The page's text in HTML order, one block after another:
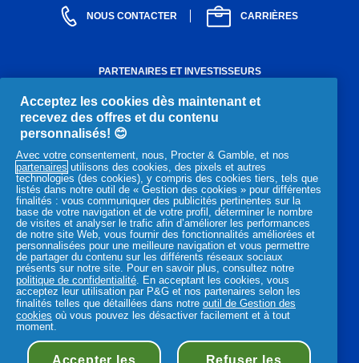
NOUS CONTACTER CARRIÈRES
PARTENAIRES ET INVESTISSEURS
Investisseurs Devenez partenaire Fournisseurs
Équipe dirigeante Structure et gouvernance
Politiques et pratiques Archives Prix et récompenses
Presse
MENTIONS LÉGALES
Mentions légales Notification de confidentialité
Conditions d’utilisation Déclaration d'accessibilité
Acceptez les cookies dès maintenant et
recevez des offres et du contenu
personnalisés! 😊
Avec votre consentement, nous, Procter & Gamble, et nos
partenaires utilisons des cookies, des pixels et autres
technologies (des cookies), y compris des cookies tiers, tels que
listés dans notre outil de « Gestion des cookies » pour différentes
finalités : vous communiquer des publicités pertinentes sur la
base de votre navigation et de votre profil, déterminer le nombre
de visites et analyser le trafic afin d’améliorer les performances
de notre site Web, vous fournir des fonctionnalités améliorées et
personnalisées pour une meilleure navigation et vous permettre
de partager du contenu sur les différents réseaux sociaux
présents sur notre site. Pour en savoir plus, consultez notre
politique de confidentialité . En acceptant les cookies, vous
acceptez leur utilisation par P&G et nos partenaires selon les
finalités telles que détaillées dans notre outil de Gestion des
cookies où vous pouvez les désactiver facilement et à tout
moment.
Accepter les Refuser les